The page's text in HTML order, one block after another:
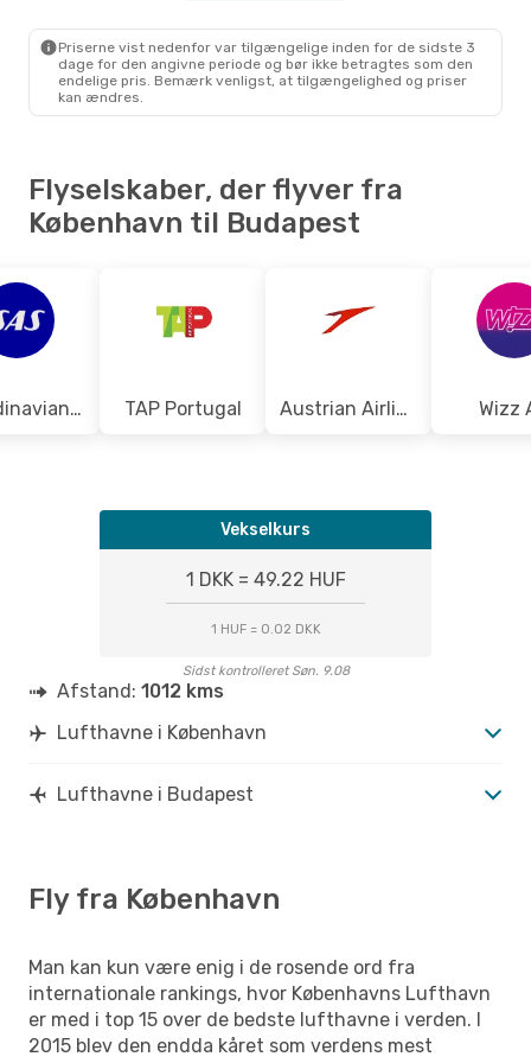
Priserne vist nedenfor var tilgængelige inden for de sidste 3
dage for den angivne periode og bør ikke betragtes som den
endelige pris. Bemærk venligst, at tilgængelighed og priser
kan ændres.
Flyselskaber, der flyver fra
København til Budapest
Scandinavian Airlines TAP Portugal Austrian Airlines Wizz
Vekselkurs
1 DKK = 49.22 HUF
1 HUF = 0.02 DKK
Sidst kontrolleret Søn. 9.08
Afstand: 1012 kms
Lufthavne i København
Lufthavne i Budapest
Fly fra København
Man kan kun være enig i de rosende ord fra
internationale rankings, hvor Københavns Lufthavn
er med i top 15 over de bedste lufthavne i verden. I
2015 blev den endda kåret som verdens mest